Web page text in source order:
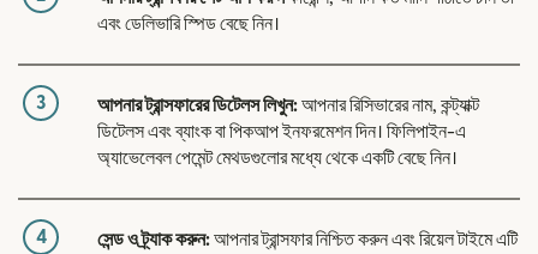
এবং ডেলিভারি স্পিড বেছে নিন।
3 আপনার ট্রান্সফারের ডিটেলস লিখুন:আপনার রিসিভারের নাম, কন্ট্যাক্ট
ডিটেলস এবং ব্যাংক বা পিকআপ ইনফরমেশন দিন। ফিলিপাইন-এ
অ্যাভেলেবল পেমেন্ট মেথডগুলোর মধ্যে থেকে একটি বেছে নিন।
4 সেন্ড ও ট্র্যাক করুন:আপনার ট্রান্সফার নিশ্চিত করুন এবং রিয়েল টাইমে এটি